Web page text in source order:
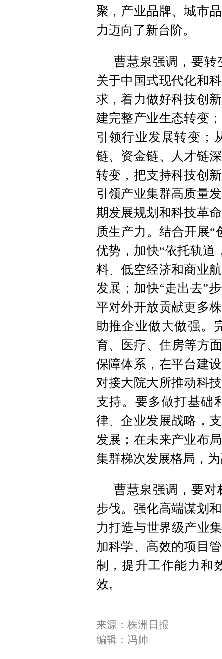
聚，产业品牌、城市
力迈向了新台阶。
曹慧泉强调，要转
关于中国式现代化和
求，着力做好科技创
建完整产业生态转变
引领行业发展转变；
链、资金链、人才链
转变，把支持科技创
引领产业集群高质量
期发展规划和科技革
质生产力。结合开展“
优势，加快“依托轨道
料、低空经济和商业
发展；加快“走出去”
平对外开放贡献更多
助推企业做大做强。
育、医疗、住房等方
保障体系，在平台建
对接大院大所推动科
支持。要多做打基础
律、企业发展战略，
发展；在未来产业布
集群梯次发展格局，
曹慧泉强调，要对
步伐。强化高端谋划
力打造与世界级产业
加科学、高效的项目
制，提升工作能力和
效。
来源：株洲日报
编辑：冯帅